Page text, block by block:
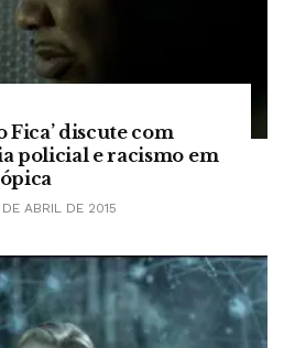
Fica’ discute com
policial e racismo em
ABRIL DE 2015